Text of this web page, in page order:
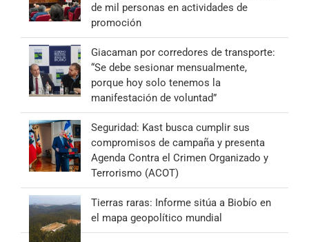
de mil personas en actividades de
promoción
Giacaman por corredores de transporte:
“Se debe sesionar mensualmente,
porque hoy solo tenemos la
manifestación de voluntad”
Seguridad: Kast busca cumplir sus
compromisos de campaña y presenta
Agenda Contra el Crimen Organizado y
Terrorismo (ACOT)
Tierras raras: Informe sitúa a Biobío en
el mapa geopolítico mundial